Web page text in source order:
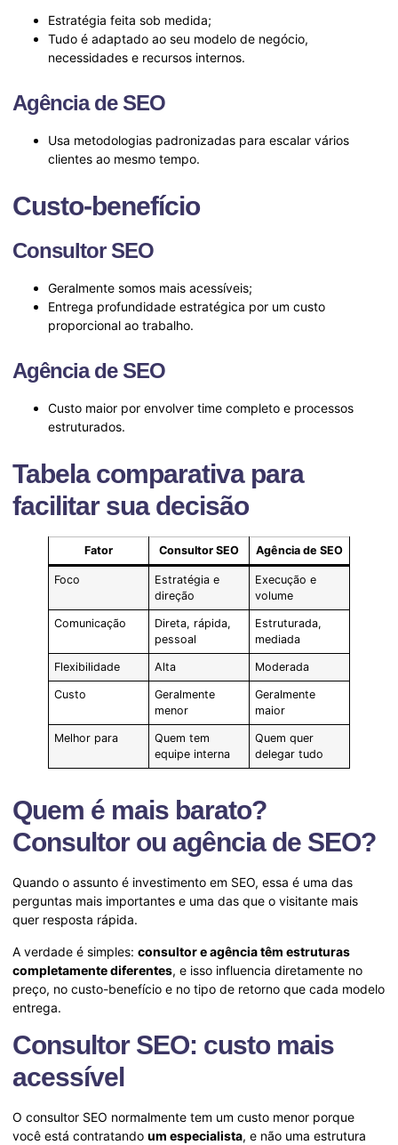
Estratégia feita sob medida;
Tudo é adaptado ao seu modelo de negócio,
necessidades e recursos internos.
Agência de SEO
Usa metodologias padronizadas para escalar vários
clientes ao mesmo tempo.
Custo-benefício
Consultor SEO
Geralmente somos mais acessíveis;
Entrega profundidade estratégica por um custo
proporcional ao trabalho.
Agência de SEO
Custo maior por envolver time completo e processos
estruturados.
Tabela comparativa para
facilitar sua decisão
Fator Consultor SEO Agência de SEO
Foco
Estratégia e
direção
Execução e
volume
Comunicação
Direta, rápida,
pessoal
Estruturada,
mediada
Flexibilidade Alta Moderada
Custo
Geralmente
menor
Geralmente
maior
Melhor para
Quem tem
equipe interna
Quem quer
delegar tudo
Quem é mais barato?
Consultor ou agência de SEO?
Quando o assunto é investimento em SEO, essa é uma das
perguntas mais importantes e uma das que o visitante mais
quer resposta rápida.
A verdade é simples: consultor e agência têm estruturas
completamente diferentes, e isso influencia diretamente no
preço, no custo-benefício e no tipo de retorno que cada modelo
entrega.
Consultor SEO: custo mais
acessível
O consultor SEO normalmente tem um custo menor porque
você está contratando um especialista, e não uma estrutura